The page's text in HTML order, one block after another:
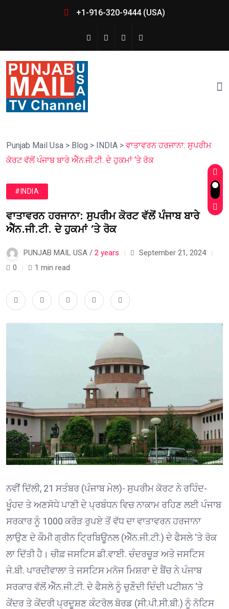
+1-916-320-9444 (USA)
Punjab Mail Usa > Blog > INDIA > ਵਾਤਾਵਰਨ ਹਰਜਾਨਾ: ਸੁਪਰੀਮ
ਕੋਰਟ ਵੱਲੋਂ ਪੰਜਾਬ ਬਾਰੇ ਐੱਨ.ਜੀ.ਟੀ. ਦੇ ਹੁਕਮਾਂ ‘ਤੇ ਰੋਕ
#INDIA
ਵਾਤਾਵਰਨ ਹਰਜਾਨਾ: ਸੁਪਰੀਮ ਕੋਰਟ ਵੱਲੋਂ ਪੰਜਾਬ ਬਾਰੇ
ਐੱਨ.ਜੀ.ਟੀ. ਦੇ ਹੁਕਮਾਂ ‘ਤੇ ਰੋਕ
PUNJAB MAIL USA / 2 years
September 21, 2024
0
1 min read
ਨਵੀਂ ਦਿੱਲੀ, 21 ਸਤੰਬਰ (ਪੰਜਾਬ ਮੇਲ)- ਸੁਪਰੀਮ ਕੋਰਟ ਨੇ ਰਹਿੰਦ-
ਖੂੰਹਦ ਤੇ ਅਣਸੋਧੇ ਪਾਣੀ ਦੇ ਪ੍ਰਬੰਧਨ ਵਿਚ ਨਾਕਾਮ ਰਹਿਣ ਲਈ ਪੰਜਾਬ
ਸਰਕਾਰ ਨੂੰ 1000 ਕਰੋੜ ਰੁਪਏ ਤੋਂ ਵੱਧ ਦਾ ਵਾਤਾਵਰਨ ਹਰਜਾਨਾ
ਲਾਉਣ ਦੇ ਕੌਮੀ ਗ੍ਰੀਨ ਟ੍ਰਿਬਿਊਨਲ (ਐੱਨ.ਜੀ.ਟੀ.) ਦੇ ਫੈਸਲੇ ‘ਤੇ ਰੋਕ
ਲਾ ਦਿੱਤੀ ਹੈ। ਚੀਫ਼ ਜਸਟਿਸ ਡੀ.ਵਾਈ. ਚੰਦਰਚੂੜ ਅਤੇ ਜਸਟਿਸ
ਜੇ.ਬੀ. ਪਾਰਦੀਵਾਲਾ ਤੇ ਜਸਟਿਸ ਮਨੋਜ ਮਿਸ਼ਰਾ ਦੇ ਬੈਂਚ ਨੇ ਪੰਜਾਬ
ਸਰਕਾਰ ਵੱਲੋਂ ਐੱਨ.ਜੀ.ਟੀ. ਦੇ ਫੈਸਲੇ ਨੂੰ ਚੁਣੌਦੀ ਦਿੰਦੀ ਪਟੀਸ਼ਨ ‘ਤੇ
ਕੇਂਦਰ ਤੇ ਕੇਂਦਰੀ ਪ੍ਰਦੂਸ਼ਣ ਕੰਟਰੋਲ ਬੋਰਡ (ਸੀ.ਪੀ.ਸੀ.ਬੀ.) ਨੂੰ ਨੋਟਿਸ